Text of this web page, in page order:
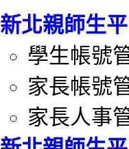
新北親師生
學生帳號
家長帳號
家長人事